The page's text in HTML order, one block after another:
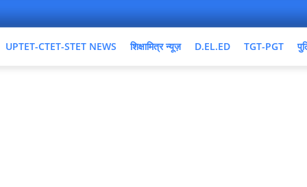
UPTET-CTET-STET NEWS शिक्षामित्र न्यूज़ D.EL.ED TGT-PGT